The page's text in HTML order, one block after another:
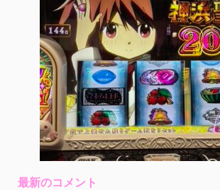
最新のコメント